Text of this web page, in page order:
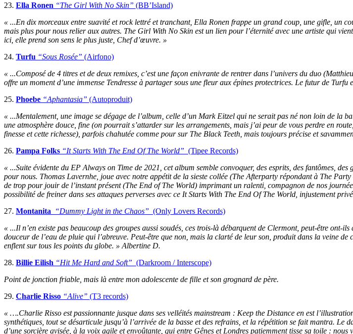
23. Ella Ronen “The Girl With No Skin” (BB’Island)
« ...En dix morceaux entre suavité et rock lettré et tranchant, Ella Ronen frappe un grand coup, une gifle, un
mais plus pour nous relier aux autres. The Girl With No Skin est un lien pour l’éternité avec une artiste qui
ici, elle prend son sens le plus juste, Chef d’œuvre. »
24. Turfu “Sous Rosée” (Airfono)
« ...Composé de 4 titres et de deux remixes, c’est une façon enivrante de rentrer dans l’univers du duo
offre un moment d’une immense Tendresse à partager sous une fleur aux épines protectrices. Le futur de
25. Phoebe “Aphantasia” (Autoproduit)
« ...Mentalement, une image se dégage de l’album, celle d’un Mark Eitzel qui ne serait pas né non loin de la
une atmosphère douce, fine (on pourrait s’attarder sur les arrangements, mais j’ai peur de vous perdre en
finesse et cette richesse), parfois chahutée comme pour sur The Black Teeth, mais toujours précise et
26. Pampa Folks “It Starts With The End Of The World” (Tipee Records)
« ...Suite évidente du EP Always on Time de 2021, cet album semble convoquer, des esprits, des fantômes,
pour nous. Thomas Lavernhe, joue avec notre appétit de la sieste collée (The Afterparty répondant à The
de trop pour jouir de l’instant présent (The End of The World) imprimant un ralenti, compagnon de nos
possibilité de freiner dans ses attaques perverses avec ce It Starts With The End Of The World, injustement
27. Montanita “Dummy Light in the Chaos” (Only Lovers Records)
« ...Il n’en existe pas beaucoup des groupes aussi soudés, ces trois-là débarquent de Clermont, peut-être
douceur de l’eau de pluie qui l’abreuve. Peut-être que non, mais la clarté de leur son, produit dans la veine
enflent sur tous les points du globe. » Albertine D.
28. Billie Eilish “Hit Me Hard and Soft” (Darkroom / Interscope)
Point de jonction friable, mais là entre mon adolescente de fille et son grognard de père.
29. Charlie Risso “Alive” (T3 records)
« ….Charlie Risso est passionnante jusque dans ses velléités mainstream : Keep the Distance en est
synthétiques, tout se désarticule jusqu’à l’arrivée de la basse et des refrains, et la répétition se fait mantra.
d’une sorcière avisée, à la voix agile et envoûtante, qui entre Gênes et Londres patiemment tisse sa toile :